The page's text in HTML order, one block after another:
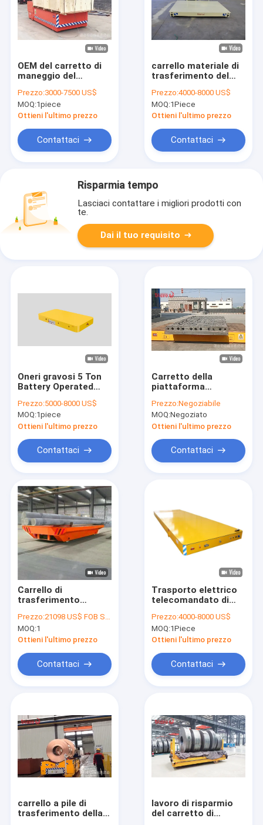
Casa.
Video
Chi Siamo
Visita alla fabbrica
OEM del carretto di
maneggio del
Trackless Transfer
Cart Electric
Prezzo:3000-7500 US$
MOQ:1piece
Ottieni l'ultimo prezzo
Contattaci
carrello materiale di
trasferimento del
piattaforma di
acciaio inossidabile
di 8 tonnellate dello
del trasporto
Prezzo:4000-8000 US$
MOQ:1Piece
Ottieni l'ultimo prezzo
Contattaci
Risparmia tempo
Lasciaci contattare i migliori prodotti con
te.
Dai il tuo requisito
Oneri gravosi 5 Ton
Battery Operated
carretto non
cingolato amichevole
di trasferimento di
Eco
Prezzo:5000-8000 US$
MOQ:1piece
Ottieni l'ultimo prezzo
Contattaci
Carretto della
piattaforma
industriale protetta
contro le esplosioni
dell'ascensore
dell'automobile di
trasferimento
0.55M/S 0.60M/S
Prezzo:Negoziabile
MOQ:Negoziato
Ottieni l'ultimo prezzo
Contattaci
Carrello di
trasferimento
alimentato da
tamburo 380v
Prezzo:21098 US$ FOB Shanghai
MOQ:1
Ottieni l'ultimo prezzo
Contattaci
Trasporto elettrico
telecomandato di
carretto di
trasferimento di
Railless 15ton
Prezzo:4000-8000 US$
MOQ:1Piece
Ottieni l'ultimo prezzo
Contattaci
carrello a pile di
trasferimento della
lavoro di risparmio
del carretto di